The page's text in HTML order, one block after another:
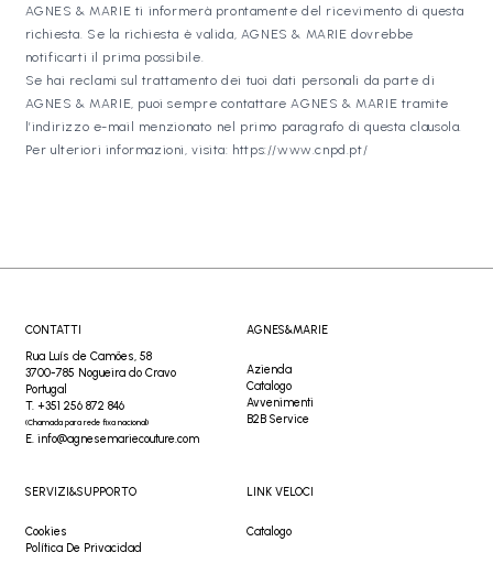
AGNES & MARIE ti informerà prontamente del ricevimento di questa
richiesta. Se la richiesta è valida, AGNES & MARIE dovrebbe
notificarti il prima possibile.
Se hai reclami sul trattamento dei tuoi dati personali da parte di
AGNES & MARIE, puoi sempre contattare AGNES & MARIE tramite
l’indirizzo e-mail menzionato nel primo paragrafo di questa clausola.
Per ulteriori informazioni, visita: https://www.cnpd.pt/
CONTATTI
Rua Luís de Camões, 58
3700-785 Nogueira do Cravo
Portugal
T. +351 256 872 846
(Chamada para rede fixa nacional)
E. info@agnesemariecouture.com
AGNES&MARIE
Azienda
Catalogo
Avvenimenti
B2B Service
SERVIZI&SUPPORTO
Cookies
Política De Privacidad
LINK VELOCI
Catalogo